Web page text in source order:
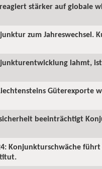
stärker auf globale
zum Jahreswechsel.
lahmt,
Güterexporte
beeinträchtigt
Konjunkturschwäche